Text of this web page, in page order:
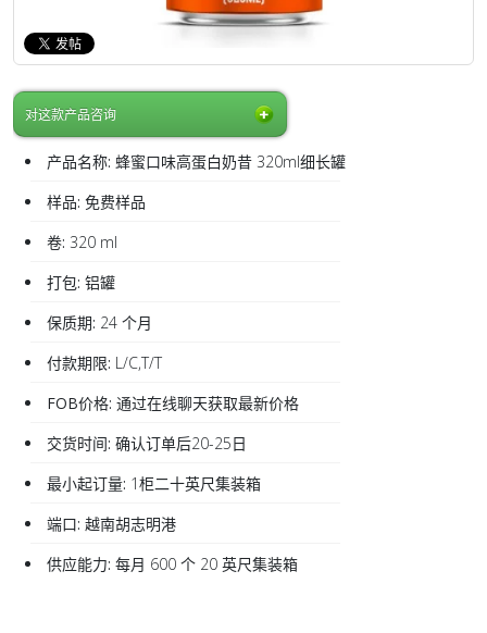
对这款产品咨询
产品名称: 蜂蜜口味高蛋白奶昔 320ml细长罐
样品: 免费样品
卷: 320 ml
打包: 铝罐
保质期: 24 个月
付款期限: L/C,T/T
FOB价格: 通过在线聊天获取最新价格
交货时间: 确认订单后20-25日
最小起订量: 1柜二十英尺集装箱
端口: 越南胡志明港
供应能力: 每月 600 个 20 英尺集装箱